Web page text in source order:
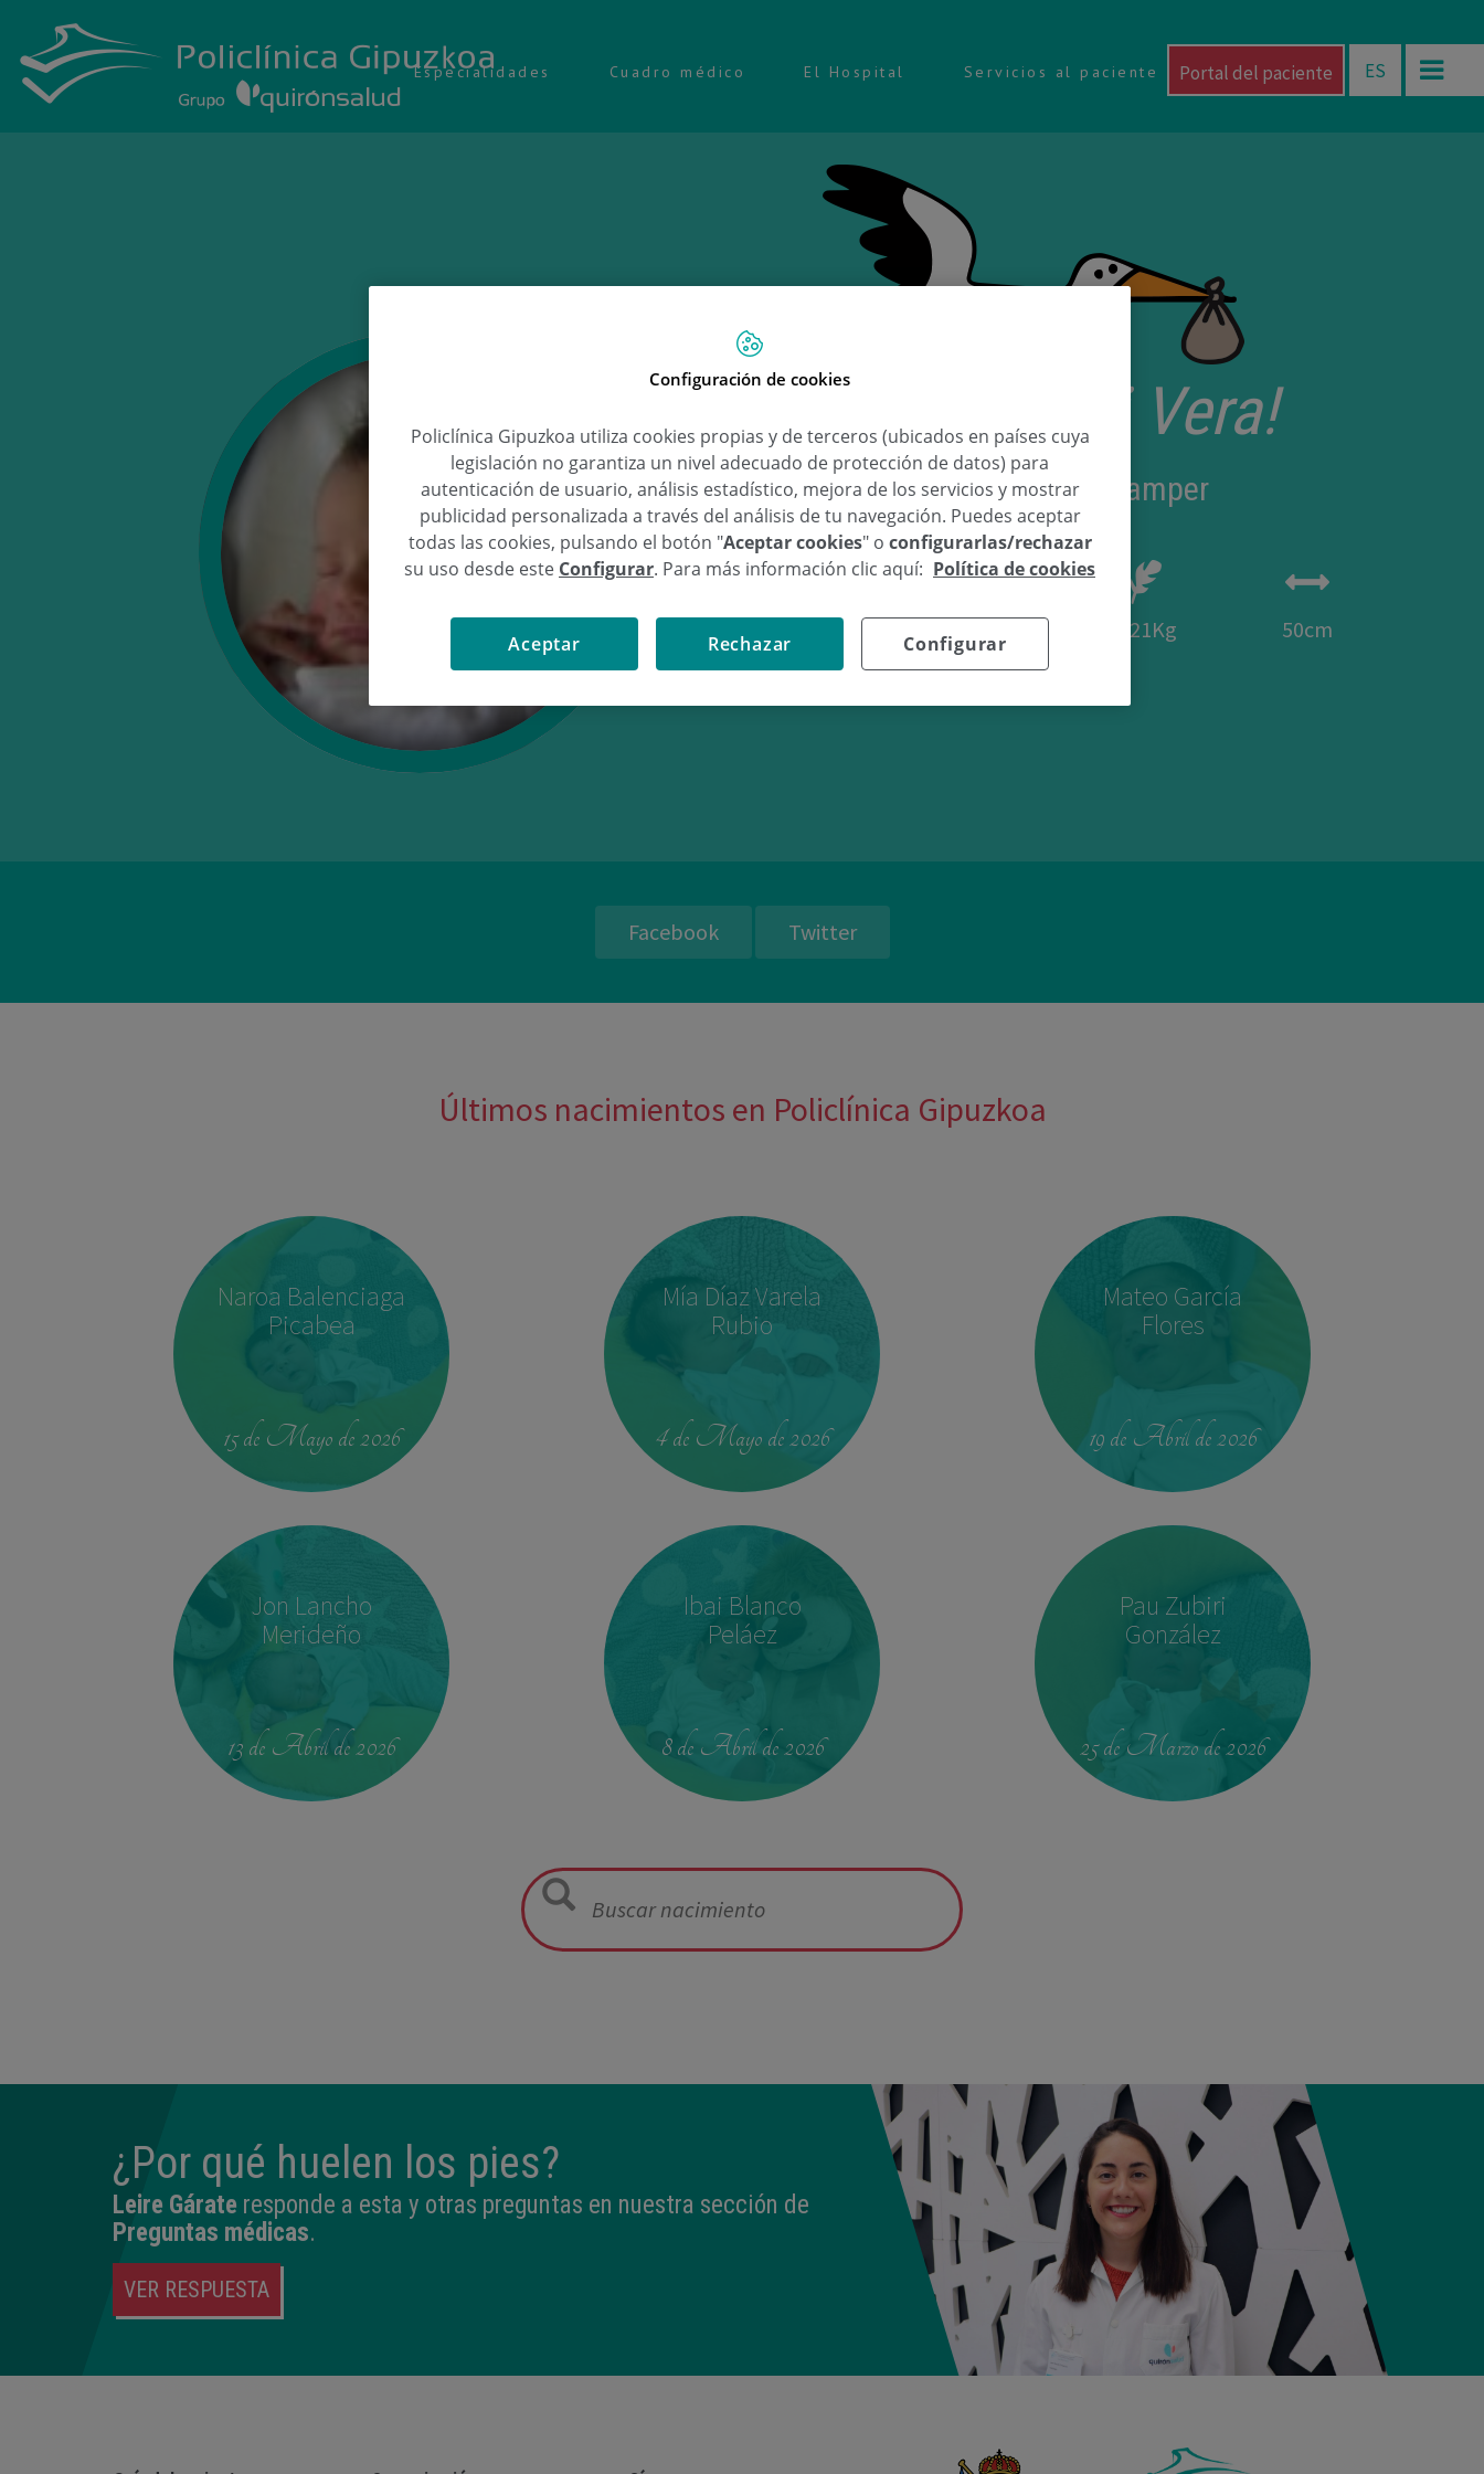
Especialidades Cuadro médico El Hospital Servicios al paciente Portal del paciente ES
Ongi etorri Vera!
Vera Redondo Samper
11/07/10 3.21Kg 50cm
Facebook Twitter
Últimos nacimientos en Policlínica Gipuzkoa
Naroa Balenciaga
Picabea
15 de Mayo de 2026
Mía Díaz Varela
Rubio
4 de Mayo de 2026
Mateo García
Flores
19 de Abril de 2026
Jon Lancho
Merideño
13 de Abril de 2026
Ibai Blanco
Peláez
8 de Abril de 2026
Pau Zubiri
González
25 de Marzo de 2026
¿Por qué huelen los pies?
Leire Gárate responde a esta y otras preguntas en nuestra sección de
Preguntas médicas.
VER RESPUESTA
Configuración de cookies
Policlínica Gipuzkoa utiliza cookies propias y de terceros (ubicados en países cuya
legislación no garantiza un nivel adecuado de protección de datos) para
autenticación de usuario, análisis estadístico, mejora de los servicios y mostrar
publicidad personalizada a través del análisis de tu navegación. Puedes aceptar
todas las cookies, pulsando el botón "Aceptar cookies" o configurarlas/rechazar
su uso desde este Configurar. Para más información clic aquí: Política de cookies
Configurar
Rechazar
Aceptar